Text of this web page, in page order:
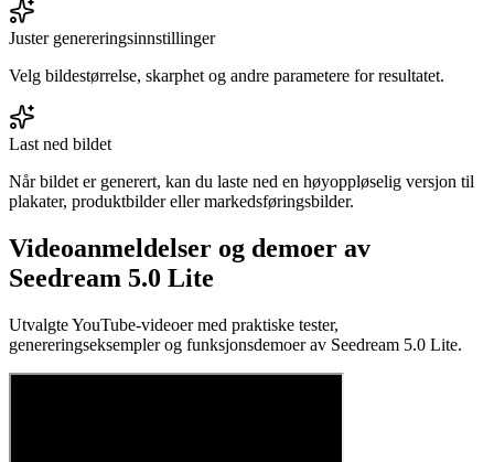
Juster genereringsinnstillinger
Velg bildestørrelse, skarphet og andre parametere for resultatet.
Last ned bildet
Når bildet er generert, kan du laste ned en høyoppløselig versjon til
plakater, produktbilder eller markedsføringsbilder.
Videoanmeldelser og demoer av
Seedream 5.0 Lite
Utvalgte YouTube-videoer med praktiske tester,
genereringseksempler og funksjonsdemoer av Seedream 5.0 Lite.